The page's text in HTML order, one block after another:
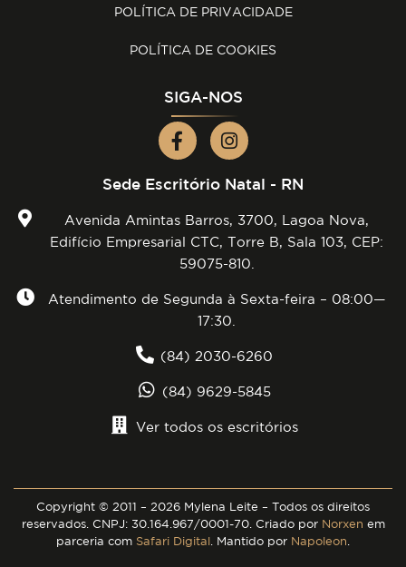
POLÍTICA DE PRIVACIDADE
POLÍTICA DE COOKIES
SIGA-NOS
Sede Escritório Natal - RN
Avenida Amintas Barros, 3700, Lagoa Nova,
Edifício Empresarial CTC, Torre B, Sala 103, CEP:
59075-810.
Atendimento de Segunda à Sexta-feira – 08:00—
17:30.
(84) 2030-6260
(84) 9629-5845
Ver todos os escritórios
Copyright © 2011 – 2026 Mylena Leite – Todos os direitos
reservados. CNPJ: 30.164.967/0001-70. Criado por Norxen em
parceria com Safari Digital. Mantido por Napoleon.